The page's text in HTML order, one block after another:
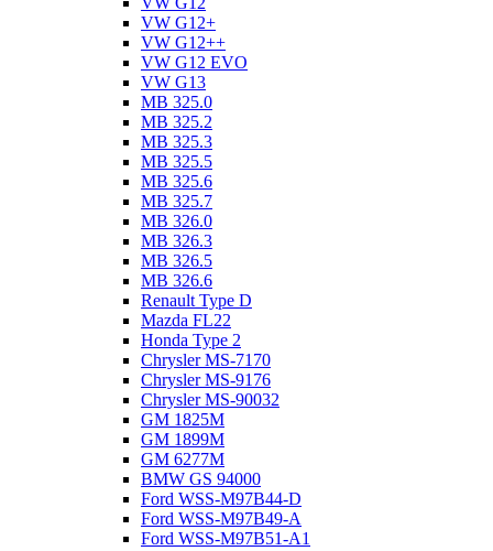
VW G12+
VW G12++
VW G12 EVO
VW G13
MB 325.0
MB 325.2
MB 325.3
MB 325.5
MB 325.6
MB 325.7
MB 326.0
MB 326.3
MB 326.5
MB 326.6
Renault Type D
Mazda FL22
Honda Type 2
Chrysler MS-7170
Chrysler MS-9176
Chrysler MS-90032
GM 1825M
GM 1899M
GM 6277M
BMW GS 94000
Ford WSS-M97B44-D
Ford WSS-M97B49-A
Ford WSS-M97B51-A1